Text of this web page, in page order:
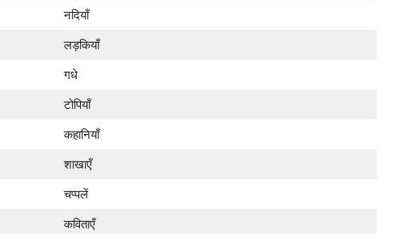
नदियाँ
लड़कियाँ
गधे
टोपियाँ
कहानियाँ
शाखाएँ
चप्पलें
कविताएँ